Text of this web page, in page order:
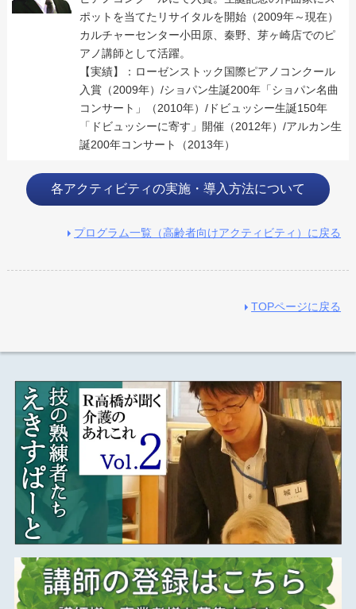
ポットを当てたリサイタルを開始（2009年～現在）
カルチャーセンター小田原、秦野、芽ヶ崎店でのピ
アノ講師として活躍。
【実績】：ローゼンストック国際ピアノコンクール
入賞（2009年）/ショパン生誕200年「ショパン名曲
コンサート」（2010年）/ドビュッシー生誕150年
「ドビュッシーに寄す」開催（2012年）/アルカン生
誕200年コンサート（2013年）
各アクティビティの実施・導入方法について
プログラム一覧（高齢者向けアクティビティ）に戻る
TOPページに戻る